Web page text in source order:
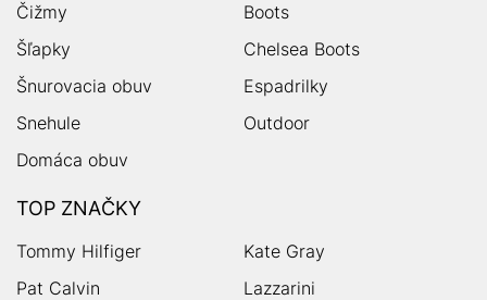
Čižmy
Boots
Šľapky
Chelsea Boots
Šnurovacia obuv
Espadrilky
Snehule
Outdoor
Domáca obuv
TOP ZNAČKY
Tommy Hilfiger
Kate Gray
Pat Calvin
Lazzarini